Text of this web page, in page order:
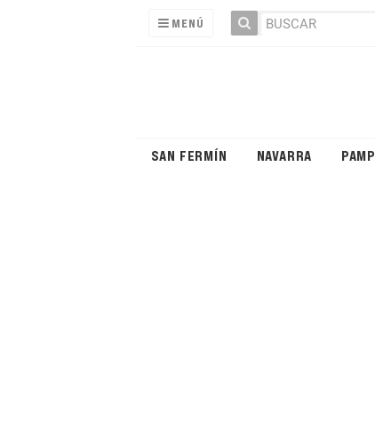
MENÚ
SAN FERMÍN NAVARRA